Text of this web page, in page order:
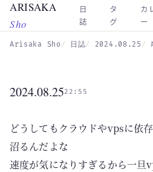
Skip to main content
ARISAKA
Sho
日
誌
タ
グ
カ
ー
Arisaka Sho 日誌 2024.08.25
2024.08.2522:55
どうしてもクラウドやvpsに依
沼るんだよな
速度が気になりすぎるから一